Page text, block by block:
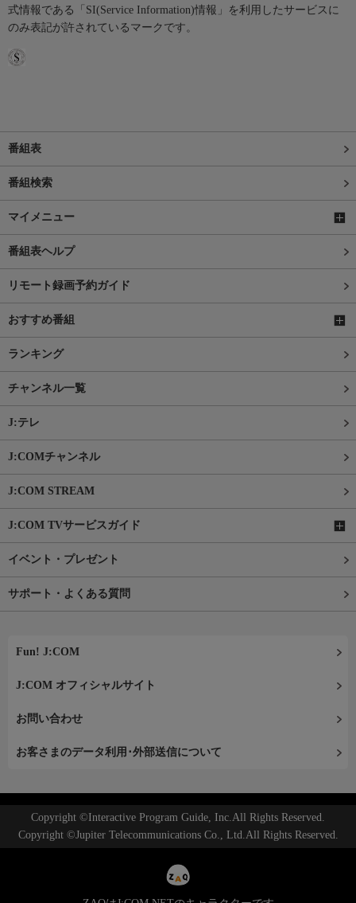
式情報である「SI(Service Information)情報」を利用したサービスに
のみ表記が許されているマークです。
番組表
番組検索
マイメニュー
番組表ヘルプ
リモート録画予約ガイド
おすすめ番組
ランキング
チャンネル一覧
J:テレ
J:COMチャンネル
J:COM STREAM
J:COM TVサービスガイド
イベント・プレゼント
サポート・よくある質問
Fun! J:COM
J:COM オフィシャルサイト
お問い合わせ
お客さまのデータ利用･外部送信について
Copyright ©Interactive Program Guide, Inc.All Rights Reserved.
Copyright ©Jupiter Telecommunications Co., Ltd.All Rights Reserved.